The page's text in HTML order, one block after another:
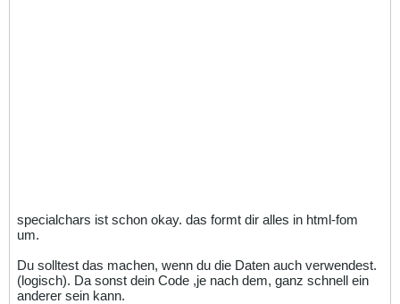
specialchars ist schon okay. das formt dir alles in html-fom
um.
Du solltest das machen, wenn du die Daten auch verwendest.
(logisch). Da sonst dein Code ,je nach dem, ganz schnell ein
anderer sein kann.